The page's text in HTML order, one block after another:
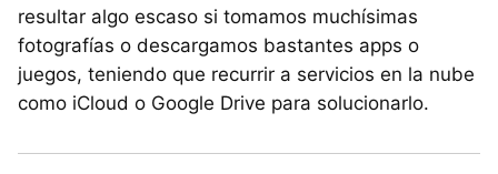
resultar algo escaso si tomamos muchísimas
fotografías o descargamos bastantes apps o
juegos, teniendo que recurrir a servicios en la nube
como iCloud o Google Drive para solucionarlo.